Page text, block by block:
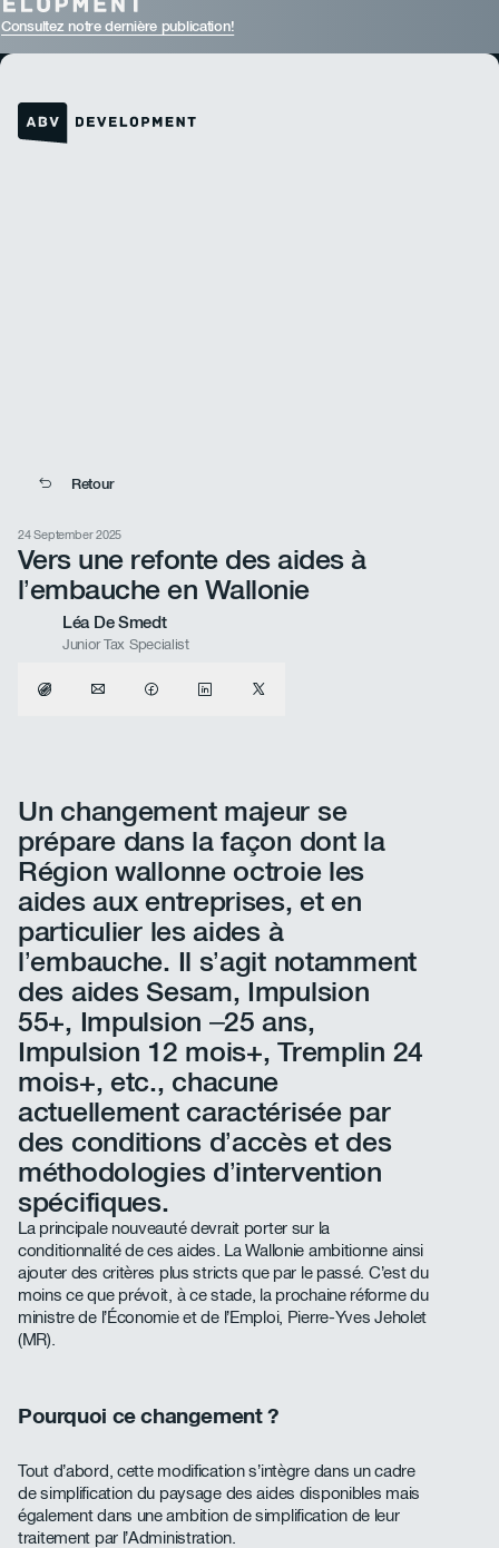
Consultez notre dernière publication!
Retour
24 September 2025
Vers une refonte des aides à
l’embauche en Wallonie
Léa De Smedt
Junior Tax Specialist
Un changement majeur se
prépare dans la façon dont la
Région wallonne octroie les
aides aux entreprises, et en
particulier les aides à
l’embauche. Il s’agit notamment
des aides Sesam, Impulsion
55+, Impulsion –25 ans,
Impulsion 12 mois+, Tremplin 24
mois+, etc., chacune
actuellement caractérisée par
des conditions d’accès et des
méthodologies d’intervention
spécifiques.
La principale nouveauté devrait porter sur la
conditionnalité de ces aides. La Wallonie ambitionne ainsi
ajouter des critères plus stricts que par le passé. C’est du
moins ce que prévoit, à ce stade, la prochaine réforme du
ministre de l’Économie et de l’Emploi, Pierre-Yves Jeholet
(MR).
Pourquoi ce changement ?
Tout d’abord, cette modification s’intègre dans un cadre
de simplification du paysage des aides disponibles mais
également dans une ambition de simplification de leur
traitement par l’Administration.